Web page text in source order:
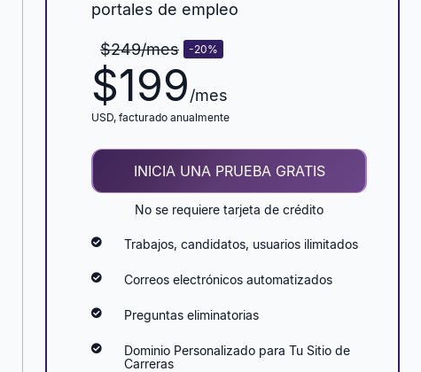
portales de empleo
$249/mes -20%
$199/mes
USD, facturado anualmente
INICIA UNA PRUEBA GRATIS
No se requiere tarjeta de crédito
Trabajos, candidatos, usuarios ilimitados
Correos electrónicos automatizados
Preguntas eliminatorias
Dominio Personalizado para Tu Sitio de
Carreras